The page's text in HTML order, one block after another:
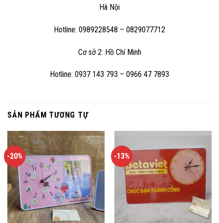
Hà Nội
Hotline: 0989228548 – 0829077712
Cơ sở 2: Hồ Chí Minh
Hotline: 0937 143 793 – 0966 47 7893
SẢN PHẨM TƯƠNG TỰ
-20% -13%